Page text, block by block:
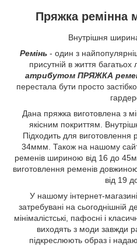
Пряжка ремінна
Внутрішня
Ремінь- один з
присутній в життя
атрибутом ПРЯЖКА
перестала бути просто
Дана пряжка виготовлена з
якісним покриттям.
Підходить для
34ммм. Також на нашому
ременів шириною від 16 до
виготовлення ременів
від 19
У нашому інтернет-
затребувані на сьогоднішній
мінімалістські, пафосні і
виходять з моди завжди
підкреслюють образ і